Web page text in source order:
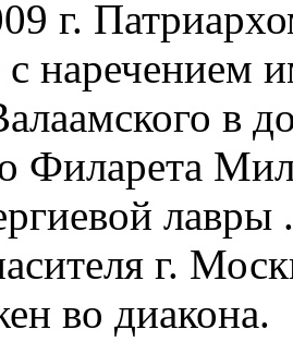
г.
с наречением
в
Филарета
лавры
г.
во диакона.